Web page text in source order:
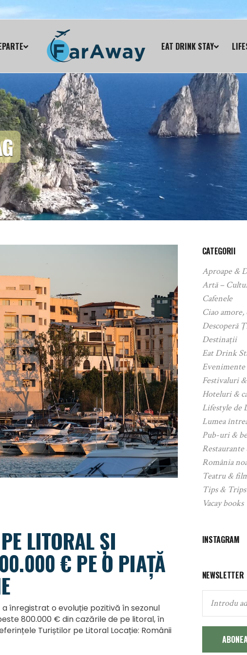
EAT DRINK STAY
LITORAL ȘI
€ PE O PIAȚĂ
înregistrat o evoluție pozitivă în sezonul
800.000 € din cazările de pe litoral, în
Turiștilor pe Litoral Locație: Românii
CATEGORII
Aproape &
Artă –
Cafenele
Ciao
Descoperă
Destinații
Eat Drink
Evenimente
Festivaluri
Hoteluri &
Lifestyle de
Lumea
Pub-uri &
România
Teatru &
Tips & Trips
Vacay books
INSTAGRAM
NEWSLETTER